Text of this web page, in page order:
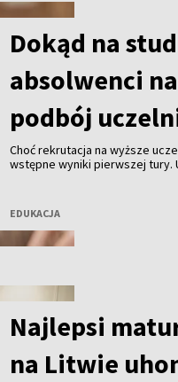
Dokąd na
absolwenci
podbój
Choć rekrutacja na wyższe
wstępne wyniki pierwszej tury.
EDUKACJA
Najlepsi
na Litwie